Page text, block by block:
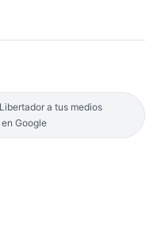
a tus medios
Google